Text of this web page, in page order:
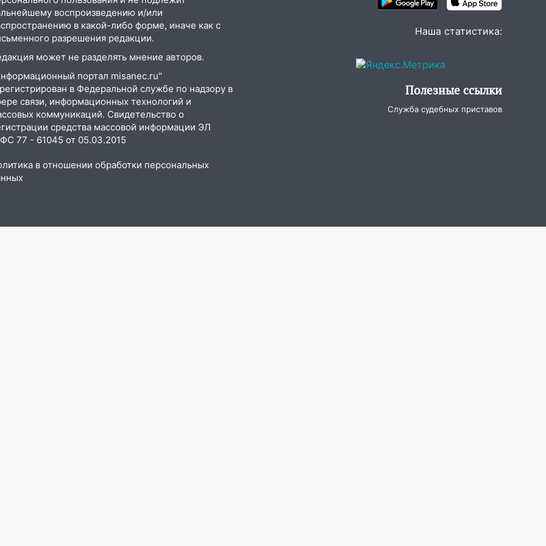
воспроизведению и/или
в какой-либо форме, иначе как с
разрешения редакции.
может не разделять мнение авторов.
портал misanec.ru"
в Федеральной службе по надзору в
связи, информационных технологий и
коммуникаций. Свидетельство о
средства массовой информации ЭЛ
77 - 61045 от 05.03.2015
в отношении обработки персональных
Наша статистика:
Полезные ссылки
Служба судебных приставов